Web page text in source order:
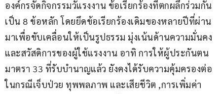
องค์กรจัดกิจกรรมวัแรงงาน ข้อเรียกร้องที่ตกผลึกร่วมกัน
เป็น 8 ข้อหลัก โดยยึดข้อเรียกร้องเดิมของหลายปีที่ผ่าน
มาเพื่อขับเคลื่อนให้เป็นรูปธรรม มุ่งเน้นด้านความมั่นคง
และสวัสดิการของผู้ใช้แรงงาน อาทิ การให้ผู้ประกันตน
มาตรา 33 ที่รับบำนาญแล้ว ยังคงได้รับความคุ้มครองต่อ
ในกรณีเจ็บป่วย ทุพพลภาพ และเสียชีวิต ,การเพิ่มค่า